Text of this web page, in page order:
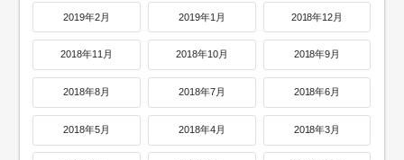
2019年2月 2019年1月 2018年12月
2018年11月 2018年10月 2018年9月
2018年8月 2018年7月 2018年6月
2018年5月 2018年4月 2018年3月